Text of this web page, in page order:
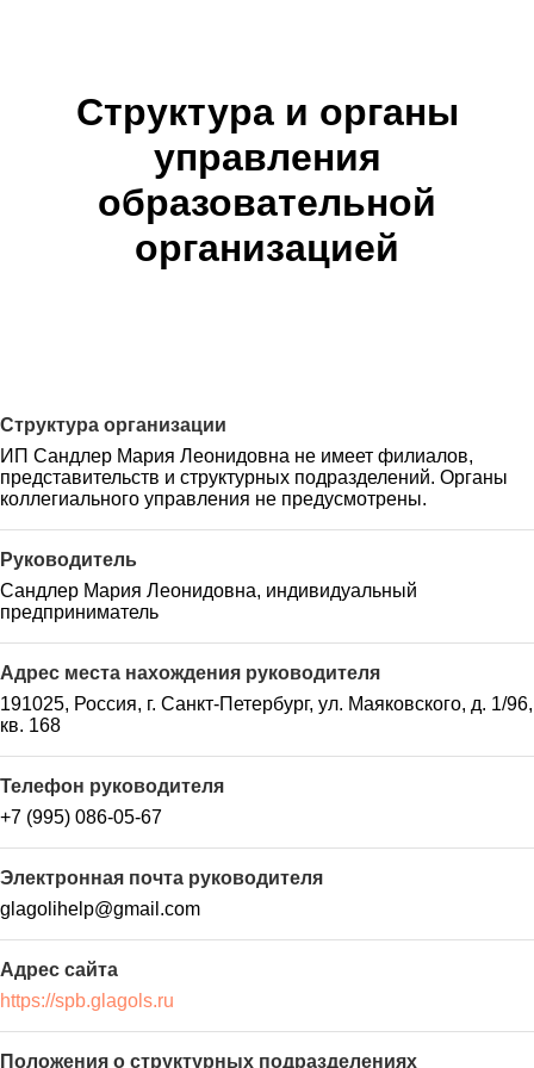
Структура и органы
управления
образовательной
организацией
Структура организации
ИП Сандлер Мария Леонидовна не имеет филиалов,
представительств и структурных подразделений. Органы
коллегиального управления не предусмотрены.
Руководитель
Сандлер Мария Леонидовна, индивидуальный
предприниматель
Адрес места нахождения руководителя
191025, Россия, г. Санкт-Петербург, ул. Маяковского, д. 1/96,
кв. 168
Телефон руководителя
+7 (995) 086-05-67
Электронная почта руководителя
glagolihelp@gmail.com
Адрес сайта
https://spb.glagols.ru
Положения о структурных подразделениях